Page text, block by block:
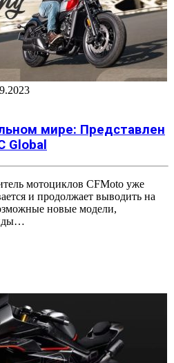
мире: Представлен
Global
мотоциклов CFMoto уже
и продолжает выводить на
новые модели,